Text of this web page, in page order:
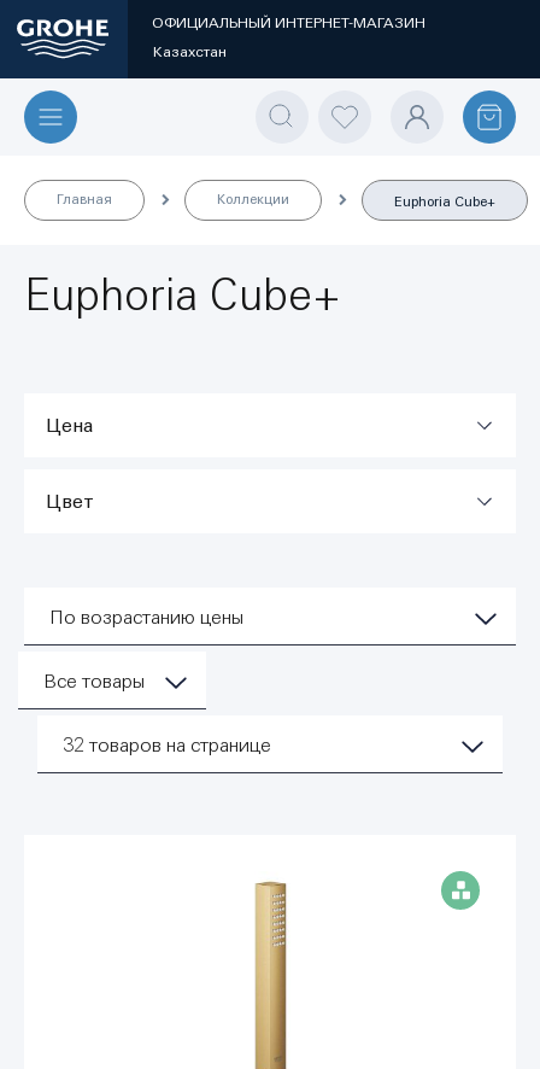
ОФИЦИАЛЬНЫЙ ИНТЕРНЕТ-МАГАЗИН
Казахстан
Главная Коллекции Euphoria Cube+
Euphoria Cube+
По возрастанию цены
Все товары
32 товаров на странице
Цена
Цвет